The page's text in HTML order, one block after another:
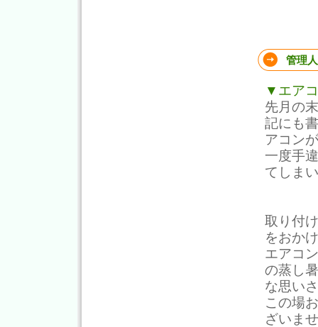
管理
▼エア
先月の
記にも
アコン
一度手
てしま
取り付
をおか
エアコ
の蒸し
な思い
この場
ざいま